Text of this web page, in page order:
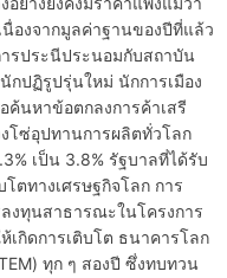
องจากมูลค่าฐานของปีที่แล้ว
รประนีประนอมกับสถาบัน
กปฏิรูปรุ่นใหม่ นักการเมือง
ค้นหาข้อตกลงการค้าเสรี
โซ่อุปทานการผลิตทั่วโลก
เป็น 3.8% รัฐบาลที่ได้รับ
โตทางเศรษฐกิจโลก การ
งทุนสาธารณะในโครงการ
กิดการเติบโต ธนาคารโลก
ทุก ๆ สองปี ซึ่งทบทวน